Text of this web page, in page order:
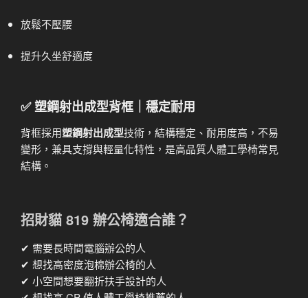
放鬆不壓腰
提升久坐舒適度
✅ 塑鋼射出成型背框｜穩定耐用
背框採用塑鋼射出成型技術，結構穩定、耐用度高，不易
變形，兼具支撐與輕量化特性，是高品質人體工學椅常見
結構。
招財貓 819 辦公椅適合誰？
✔ 需要長時間電腦辦公的人
✔ 想找高密度泡棉辦公椅的人
✔ 小空間想要翻折扶手設計的人